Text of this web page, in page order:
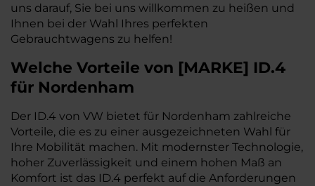
uns darauf, Sie bei uns willkommen zu heißen und
Ihnen bei der Wahl Ihres perfekten
Gebrauchtwagens zu helfen!
Welche Vorteile von [MARKE] ID.4
für Nordenham
Der ID.4 von VW bietet für Nordenham zahlreiche
Vorteile, die es zu einer ausgezeichneten Wahl für
Ihre Mobilität machen. Mit modernster Technologie,
hoher Zuverlässigkeit und einem hohen Maß an
Komfort ist das ID.4 perfekt auf die Anforderungen